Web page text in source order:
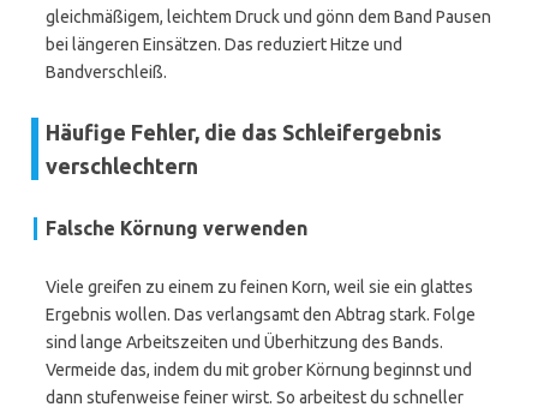
gleichmäßigem, leichtem Druck und gönn dem Band Pausen
bei längeren Einsätzen. Das reduziert Hitze und
Bandverschleiß.
Häufige Fehler, die das Schleifergebnis
verschlechtern
Falsche Körnung verwenden
Viele greifen zu einem zu feinen Korn, weil sie ein glattes
Ergebnis wollen. Das verlangsamt den Abtrag stark. Folge
sind lange Arbeitszeiten und Überhitzung des Bands.
Vermeide das, indem du mit grober Körnung beginnst und
dann stufenweise feiner wirst. So arbeitest du schneller